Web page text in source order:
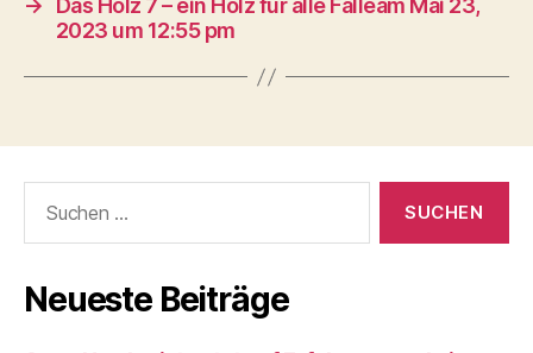
→
Das Holz 7 – ein Holz für alle Fälleam Mai 23,
2023 um 12:55 pm
nach:
Neueste Beiträge